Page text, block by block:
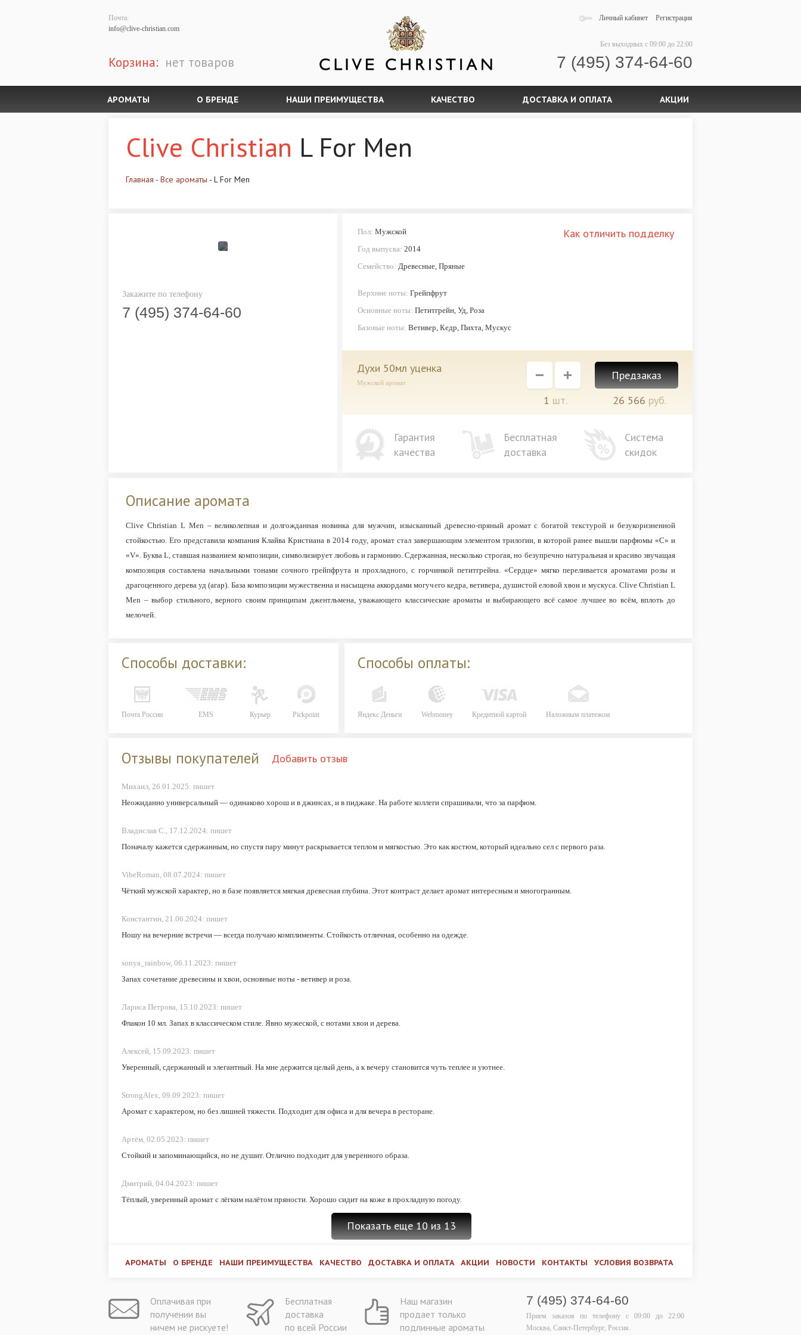
Почта:
info@clive-christian.com
Корзина: нет товаров
Личный кабинет Регистрация
Без выходных с 09:00 до 22:00
7 (495) 374-64-60
АРОМАТЫ О БРЕНДЕ НАШИ ПРЕИМУЩЕСТВА КАЧЕСТВО ДОСТАВКА И ОПЛАТА АКЦИИ
Clive Christian L For Men
Главная - Все ароматы - L For Men
Закажите по телефону
7 (495) 374-64-60
Как отличить подделку
Пол: Мужской
Год выпуска: 2014
Семейство: Древесные, Пряные
Верхние ноты: Грейпфрут
Основные ноты: Петитгрейн, Уд, Роза
Базовые ноты: Ветивер, Кедр, Пихта, Мускус
духи 50мл уценка
Мужской аромат
1 шт.
Предзаказ
26 566 руб.
Гарантия
качества
Бесплатная
доставка
Система
скидок
Описание аромата
Clive Christian L Men – великолепная и долгожданная новинка для мужчин, изысканный древесно-пряный аромат с богатой текстурой и безукоризненной
стойкостью. Его представила компания Клайва Кристиана в 2014 году, аромат стал завершающим элементом трилогии, в которой ранее вышли парфюмы «С» и
«V». Буква L, ставшая названием композиции, символизирует любовь и гармонию. Сдержанная, несколько строгая, но безупречно натуральная и красиво звучащая
композиция составлена начальными тонами сочного грейпфрута и прохладного, с горчинкой петитгрейна. «Сердце» мягко переливается ароматами розы и
драгоценного дерева уд (агар). База композиции мужественна и насыщена аккордами могучего кедра, ветивера, душистой еловой хвои и мускуса. Clive Christian L
Men – выбор стильного, верного своим принципам джентльмена, уважающего классические ароматы и выбирающего всё самое лучшее во всём, вплоть до
мелочей.
Способы доставки:
Почта России EMS Курьер Pickpoint
Способы оплаты:
Яндекс Деньги Webmoney Кредитной картой Наложным платежом
Отзывы покупателей Добавить отзыв
Михаил, 26.01.2025: пишет
Неожиданно универсальный — одинаково хорош и в джинсах, и в пиджаке. На работе коллеги спрашивали, что за парфюм.
Владислав С., 17.12.2024: пишет
Поначалу кажется сдержанным, но спустя пару минут раскрывается теплом и мягкостью. Это как костюм, который идеально сел с первого раза.
VibeRoman, 08.07.2024: пишет
Чёткий мужской характер, но в базе появляется мягкая древесная глубина. Этот контраст делает аромат интересным и многогранным.
Константин, 21.06.2024: пишет
Ношу на вечерние встречи — всегда получаю комплименты. Стойкость отличная, особенно на одежде.
sonya_rainbow, 06.11.2023: пишет
Запах сочетание древесины и хвои, основные ноты - ветивер и роза.
Лариса Петрова, 15.10.2023: пишет
Флакон 10 мл. Запах в классическом стиле. Явно мужеской, с нотами хвои и дерева.
Алексей, 15.09.2023: пишет
Уверенный, сдержанный и элегантный. На мне держится целый день, а к вечеру становится чуть теплее и уютнее.
StrongAlex, 09.09.2023: пишет
Аромат с характером, но без лишней тяжести. Подходит для офиса и для вечера в ресторане.
Артём, 02.05.2023: пишет
Стойкий и запоминающийся, но не душит. Отлично подходит для уверенного образа.
Дмитрий, 04.04.2023: пишет
Тёплый, уверенный аромат с лёгким налётом пряности. Хорошо сидит на коже в прохладную погоду.
Показать еще 10 из 13
АРОМАТЫ О БРЕНДЕ НАШИ ПРЕИМУЩЕСТВА КАЧЕСТВО ДОСТАВКА И ОПЛАТА АКЦИИ НОВОСТИ КОНТАКТЫ УСЛОВИЯ ВОЗВРАТА
Оплачивая при
получении вы
ничем не рискуете!
Бесплатная
доставка
по всей России
Наш магазин
продает только
подлинные ароматы
7 (495) 374-64-60
Прием заказов по телефонус 09:00 до 22:00
Москва, Санкт-Петербург, Россия.